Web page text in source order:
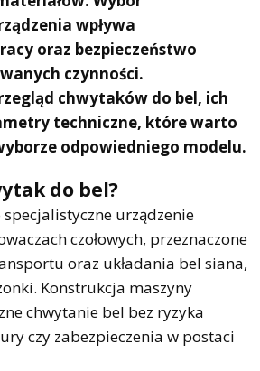
wpływa
oraz bezpieczeństwo
czynności.
chwytaków do bel, ich
techniczne, które warto
odpowiedniego modelu.
do bel?
specjalistyczne urządzenie
czołowych, przeznaczone
oraz układania bel siana,
Konstrukcja maszyny
chwytanie bel bez ryzyka
czy zabezpieczenia w postaci